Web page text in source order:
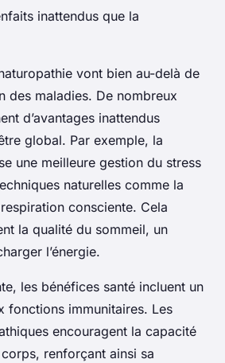
inattendus que la
vont bien au-delà de
des maladies. De nombreux
d’avantages inattendus
global. Par exemple, la
une meilleure gestion du stress
naturelles comme la
consciente. Cela
la qualité du sommeil, un
l’énergie.
les bénéfices santé incluent un
fonctions immunitaires. Les
encouragent la capacité
renforçant ainsi sa